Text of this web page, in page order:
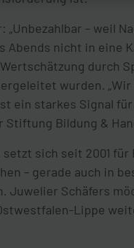
„Unbezahlbar – weil
Abends nicht in eine
durch
wurden.
ein starkes Signal
Bildung &
sich seit 2001
– gerade auch in
Juwelier Schäfers
Lippe